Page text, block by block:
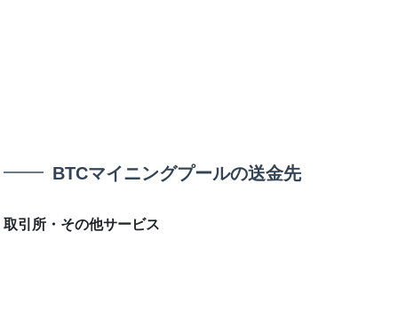
BTCマイニングプールの送金先
取引所・その他サービス